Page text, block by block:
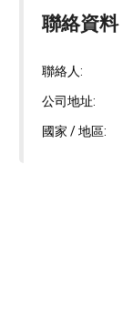
聯絡資料
聯絡人:
公司地址:
國家 / 地區: